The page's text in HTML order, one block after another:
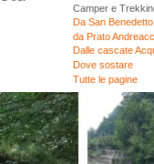
Camper e
Da San
da Prato
Dalle cascate
Dove sostare
Tutte le pagine